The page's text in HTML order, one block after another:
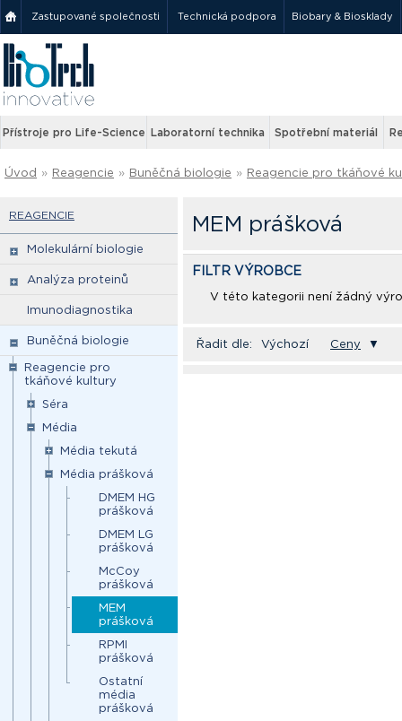
Zastupované společnosti Technická podpora Biobary & Biosklady
Přístroje pro Life-Science Laboratorní technika Spotřební materiál
Úvod » Reagencie » Buněčná biologie » Reagencie pro tkáňové
REAGENCIE
Molekulární biologie
Analýza proteinů
Imunodiagnostika
Buněčná biologie
Reagencie pro
tkáňové kultury
Séra
Média
Média tekutá
Média prášková
DMEM HG
prášková
DMEM LG
prášková
McCoy
prášková
MEM
prášková
RPMI
prášková
Ostatní
média
prášková
MEM prášková
FILTR VÝROBCE
V této kategorii není žádný
Řadit dle: Výchozí Ceny ▼